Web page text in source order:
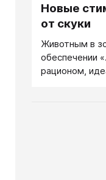
Новые
от скуки
Животным в
обеспечении
рационом,